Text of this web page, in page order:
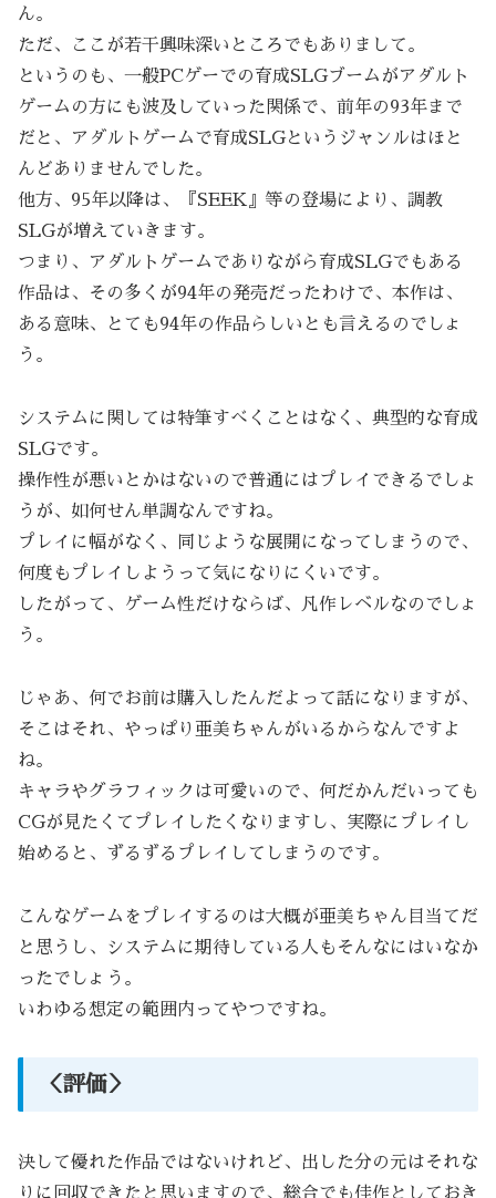
ん。
ただ、ここが若干興味深いところでもありまして。
というのも、一般PCゲーでの育成SLGブームがアダルト
ゲームの方にも波及していった関係で、前年の93年まで
だと、アダルトゲームで育成SLGというジャンルはほと
んどありませんでした。
他方、95年以降は、『SEEK』等の登場により、調教
SLGが増えていきます。
つまり、アダルトゲームでありながら育成SLGでもある
作品は、その多くが94年の発売だったわけで、本作は、
ある意味、とても94年の作品らしいとも言えるのでしょ
う。
システムに関しては特筆すべくことはなく、典型的な育成
SLGです。
操作性が悪いとかはないので普通にはプレイできるでしょ
うが、如何せん単調なんですね。
プレイに幅がなく、同じような展開になってしまうので、
何度もプレイしようって気になりにくいです。
したがって、ゲーム性だけならば、凡作レベルなのでしょ
う。
じゃあ、何でお前は購入したんだよって話になりますが、
そこはそれ、やっぱり亜美ちゃんがいるからなんですよ
ね。
キャラやグラフィックは可愛いので、何だかんだいっても
CGが見たくてプレイしたくなりますし、実際にプレイし
始めると、ずるずるプレイしてしまうのです。
こんなゲームをプレイするのは大概が亜美ちゃん目当てだ
と思うし、システムに期待している人もそんなにはいなか
ったでしょう。
いわゆる想定の範囲内ってやつですね。
＜評価＞
決して優れた作品ではないけれど、出した分の元はそれな
りに回収できたと思いますので、総合でも佳作としておき